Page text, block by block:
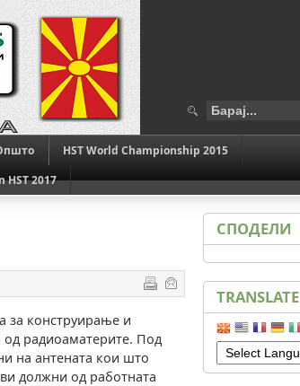
HST World Championship 2015
HST 2017
за конструирање и
од радиоаматерите. Под
на антената кои што
должни од работната
СПОДЕЛИ
TRANSLATE